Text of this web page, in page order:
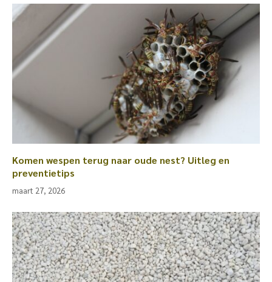
Komen wespen terug naar oude nest? Uitleg en
preventietips
maart 27, 2026